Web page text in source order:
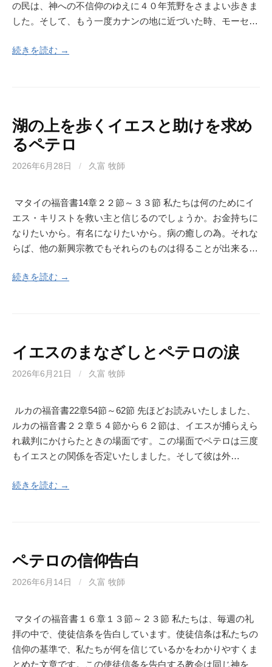
の民は、神への不信仰のゆえに４０年荒野をさまよい歩きま
した。そして、もう一度カナンの地に近づいた時、モーセ…
続きを読む →
湖の上を歩くイエスと助けを求め
るペテロ
2026年6月28日 / 久富 牧師
マタイの福音書14章２２節～３３節 私たちは何のためにイ
エス・キリストを救い主と信じるのでしょうか。お金持ちに
なりたいから。有名になりたいから。病の癒しの為。それな
らば、他の新興宗教でもそれらのものは得ることが出来る…
続きを読む →
イエスのまなざしとペテロの涙
2026年6月21日 / 久富 牧師
ルカの福音書22章54節～62節 先ほどお読みいたしました、
ルカの福音書２２章５４節から６２節は、イエスが捕らえら
れ裁判にかけらたときの場面です。この場面でペテロは三度
もイエスとの関係を否定いたしました。そして彼は外…
続きを読む →
ペテロの信仰告白
2026年6月14日 / 久富 牧師
マタイの福音書１６章１３節～２３節 私たちは、毎週の礼
拝の中で、使徒信条を告白しています。使徒信条は私たちの
信仰の基準で、私たちが何を信じているかをわかりやすくま
とめた文章です。この使徒信条を告白する教会は同じ神を